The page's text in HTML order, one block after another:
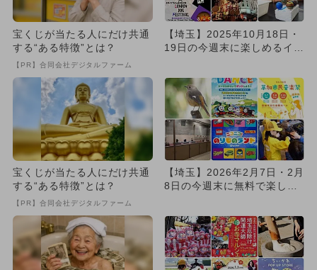
宝くじが当たる人にだけ共通
する“ある特徴”とは？
【PR】合同会社デジタルファーム
【埼玉】2025年10月18日・
19日の今週末に楽しめるイベ
宝くじが当たる人にだけ共通
する“ある特徴”とは？
【PR】合同会社デジタルファーム
【埼玉】2026年2月7日・2月
8日の今週末に無料で楽しめ